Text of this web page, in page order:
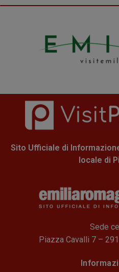
Sito Ufficiale di
locale di
Sede
Piazza Cavalli 7 –